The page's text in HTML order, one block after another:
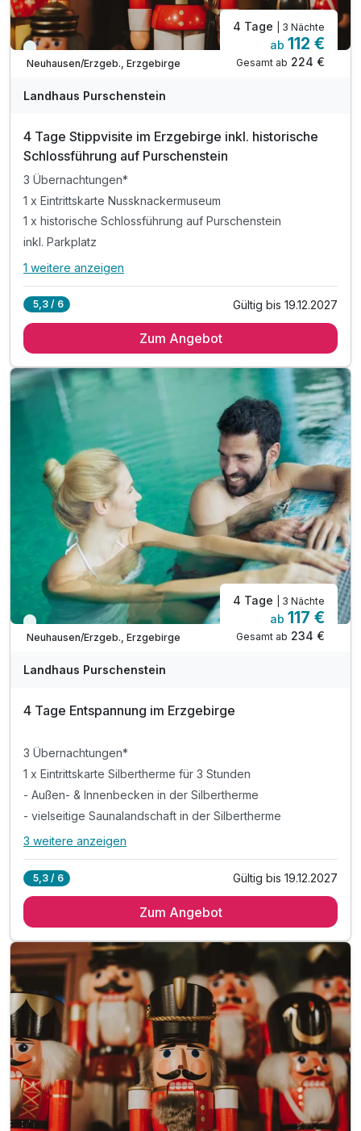
Viele Termine frei
Neuhausen/Erzgeb., Erzgebirge
4 Tage | 3 Nächte
ab 112 €
Gesamt ab 224 €
Landhaus Purschenstein
4 Tage Stippvisite im Erzgebirge inkl. historische
Schlossführung auf Purschenstein
3 Übernachtungen*
1 x Eintrittskarte Nussknackermuseum
1 x historische Schlossführung auf Purschenstein
inkl. Parkplatz
Alle Inklusivleistungen
1 x Eintrittskarte Nussknackermuseum
inkl. Parkplatz
inkl. W-LAN
1 weitere anzeigen
5,3 / 6 Gültig bis 19.12.2027
Zum Angebot
Viele Termine frei
Neuhausen/Erzgeb., Erzgebirge
4 Tage | 3 Nächte
ab 117 €
Gesamt ab 234 €
Landhaus Purschenstein
4 Tage Entspannung im Erzgebirge
3 Übernachtungen*
1 x Eintrittskarte Silbertherme für 3 Stunden
- Außen- & Innenbecken in der Silbertherme
- vielseitige Saunalandschaft in der Silbertherme
Alle Inklusivleistungen
1 x Eintrittskarte Silbertherme für 3 Stunden
- vielseitige Saunalandschaft in der Silbertherme
& liebevoll gestaltete Ruhebereiche & Liegewiese
inkl. Parkplatz am Hotel
inkl. W-LAN
3 weitere anzeigen
5,3 / 6 Gültig bis 19.12.2027
Zum Angebot